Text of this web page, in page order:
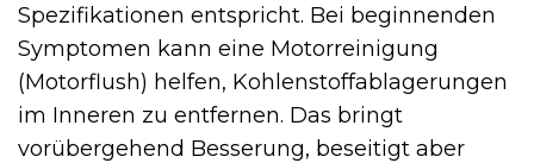
Spezifikationen entspricht. Bei beginnenden
Symptomen kann eine Motorreinigung
(Motorflush) helfen, Kohlenstoffablagerungen
im Inneren zu entfernen. Das bringt
vorübergehend Besserung, beseitigt aber